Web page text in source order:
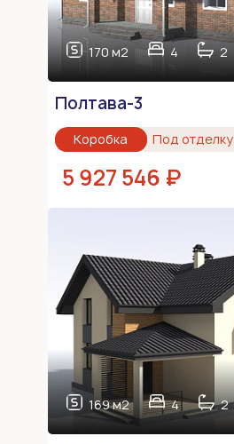
170 м2 4 2
Полтава-3
Коробка Под отделку
5 927 546 ₽
169 м2 4 2